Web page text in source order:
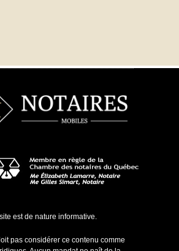
est de nature informative.
pas considérer ce contenu comme